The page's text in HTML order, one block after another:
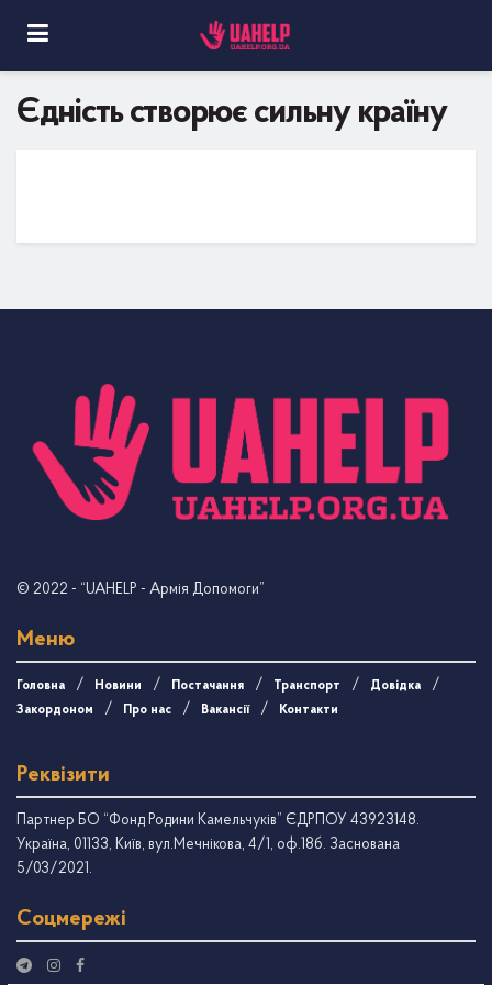
Єдність створює сильну країну
© 2022 - “UAHELP - Армія Допомоги”
Меню
Головна Новини Постачання Транспорт
Довідка
Закордоном
Про нас Вакансії Контакти
Реквізити
Партнер БО “Фонд Родини Камельчуків” ЄДРПОУ 43923148.
Україна, 01133, Київ, вул.Мечнікова, 4/1, оф.18б. Заснована
5/03/2021.
Соцмережі